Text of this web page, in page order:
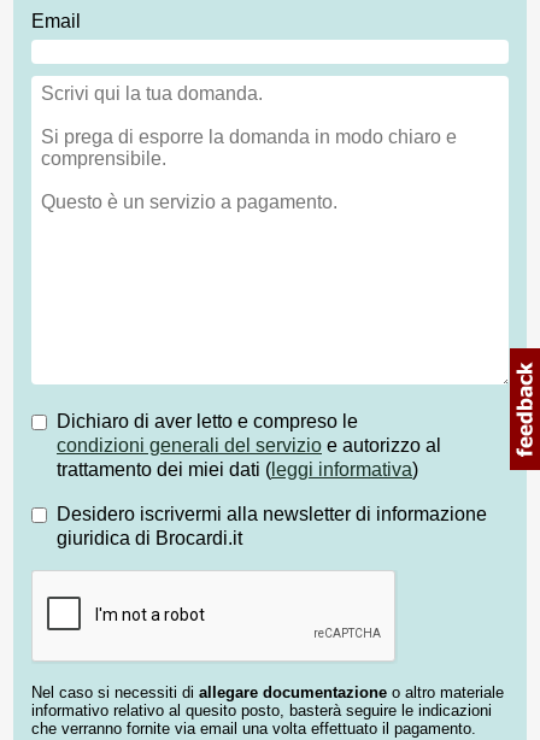
Email
Dichiaro di aver letto e compreso le
condizioni generali del servizio e autorizzo al
trattamento dei miei dati ( leggi informativa)
Desidero iscrivermi alla newsletter di informazione
giuridica di Brocardi.it
Nel caso si necessiti di allegare documentazione o altro materiale
informativo relativo al quesito posto, basterà seguire le indicazioni
che verranno fornite via email una volta effettuato il pagamento.